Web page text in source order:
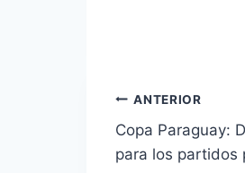
ANTERIOR
Copa Paraguay:
para los partidos